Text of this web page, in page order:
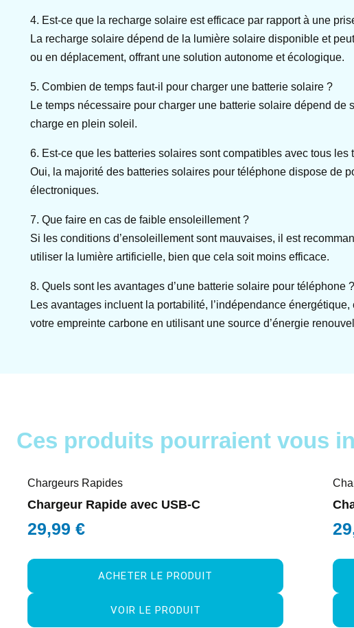
4. Est-ce que la recharge solaire est efficace par rapport à une
La recharge solaire dépend de la lumière solaire disponible et
ou en déplacement, offrant une solution autonome et écologique.
5. Combien de temps faut-il pour charger une batterie solaire ?
Le temps nécessaire pour charger une batterie solaire dépend
charge en plein soleil.
6. Est-ce que les batteries solaires sont compatibles avec tous les
Oui, la majorité des batteries solaires pour téléphone dispose de
électroniques.
7. Que faire en cas de faible ensoleillement ?
Si les conditions d’ensoleillement sont mauvaises, il est
utiliser la lumière artificielle, bien que cela soit moins efficace.
8. Quels sont les avantages d’une batterie solaire pour téléphone ?
Les avantages incluent la portabilité, l’indépendance
votre empreinte carbone en utilisant une source d’énergie
Ces produits pourraient vous
Chargeurs Rapides
Chargeur Rapide avec USB-C
29,99 €
ACHETER LE PRODUIT
VOIR LE PRODUIT